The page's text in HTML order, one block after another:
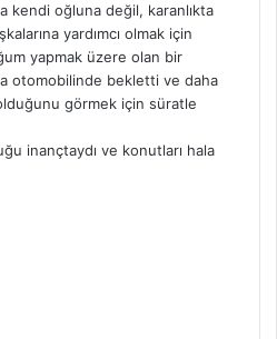
kendi oğluna değil, karanlıkta
yardımcı olmak için
yapmak üzere olan bir
otomobilinde bekletti ve daha
görmek için süratle
inançtaydı ve konutları hala